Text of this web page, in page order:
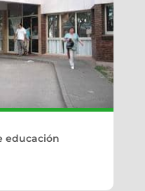
educación